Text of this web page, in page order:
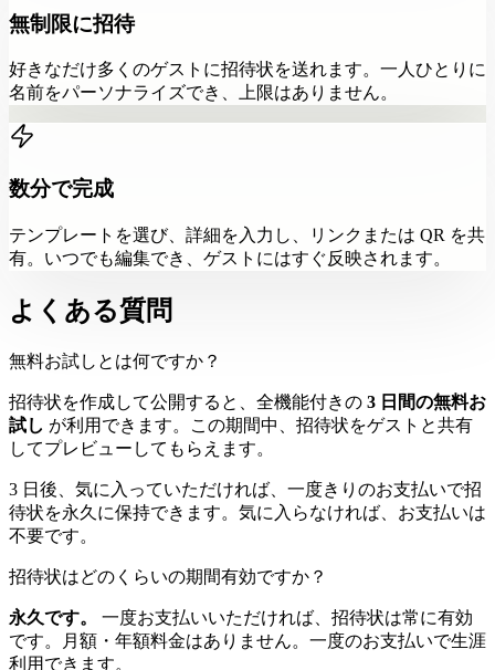
無制限に招待
好きなだけ多くのゲストに招待状を送れます。一人ひとりに
名前をパーソナライズでき、上限はありません。
数分で完成
テンプレートを選び、詳細を入力し、リンクまたは QR を共
有。いつでも編集でき、ゲストにはすぐ反映されます。
よくある質問
無料お試しとは何ですか？
招待状を作成して公開すると、全機能付きの 3 日間の無料お
試し が利用できます。この期間中、招待状をゲストと共有
してプレビューしてもらえます。
3 日後、気に入っていただければ、一度きりのお支払いで招
待状を永久に保持できます。気に入らなければ、お支払いは
不要です。
招待状はどのくらいの期間有効ですか？
永久です。
一度お支払いいただければ、招待状は常に有効
です。月額・年額料金はありません。一度のお支払いで生涯
利用できます。